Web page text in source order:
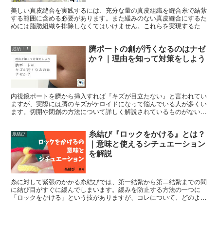
美しい真皮縫合を実践するには、充分な量の真皮組織を縫合糸で結紮
する範囲に含める必要があります。また緩みのない真皮縫合にするた
めには脂肪組織を排除しなくてはいけません。これらを実現するため
必須！！
臍ポートの創が汚くなるのはナゼ
か？｜理由を知って対策をしよう
内視鏡ポートを臍から挿入すれば『キズが目立たない』と言われてい
ますが、実際には臍のキズがケロイドになって悩んでいる人が多くい
ます。切開や閉創の方法について詳しく解説されているものがないよ
糸結び
糸結び『ロックをかける』とは？
｜意味と使えるシチュエーション
を解説
糸に対して緊張のかかる糸結びでは、第一結紮から第二結紮までの間
に結び目がすぐに緩んでしまいます。緩みを防止する方法の一つに
「ロックをかける」という技がありますが、コレについて、どのよう